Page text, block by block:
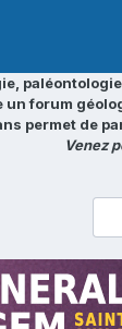
forum
permet de
Venez